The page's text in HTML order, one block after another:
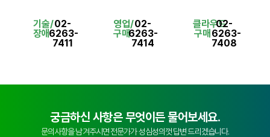
기술/
장애
02-
6263-
7411
영업/
구매
02-
6263-
7414
클라우드
구매
02-
6263-
7408
궁금하신 사항은 무엇이든 물어보세요.
문의사항을 남겨주시면 전문가가 성심성의껏 답변 드리겠습니다.